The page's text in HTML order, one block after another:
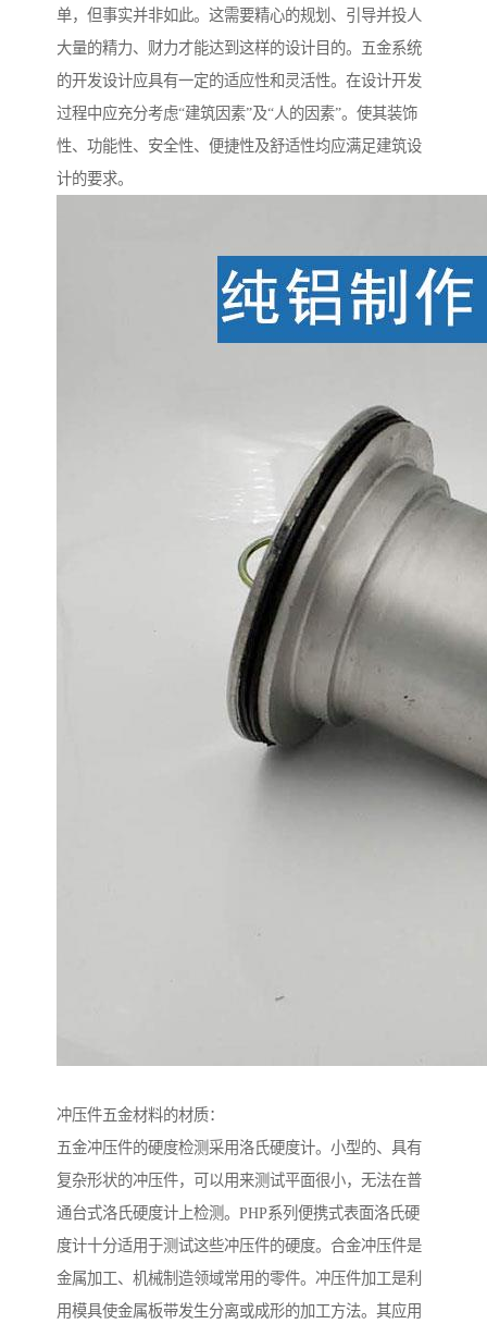
单，但事实并非如此。这需要精心的规划、引导并投人
大量的精力、财力才能达到这样的设计目的。五金系统
的开发设计应具有一定的适应性和灵活性。在设计开发
过程中应充分考虑“建筑因素”及“人的因素”。使其装饰
性、功能性、安全性、便捷性及舒适性均应满足建筑设
计的要求。
冲压件五金材料的材质：
五金冲压件的硬度检测采用洛氏硬度计。小型的、具有
复杂形状的冲压件，可以用来测试平面很小，无法在普
通台式洛氏硬度计上检测。PHP系列便携式表面洛氏硬
度计十分适用于测试这些冲压件的硬度。合金冲压件是
金属加工、机械制造领域常用的零件。冲压件加工是利
用模具使金属板带发生分离或成形的加工方法。其应用